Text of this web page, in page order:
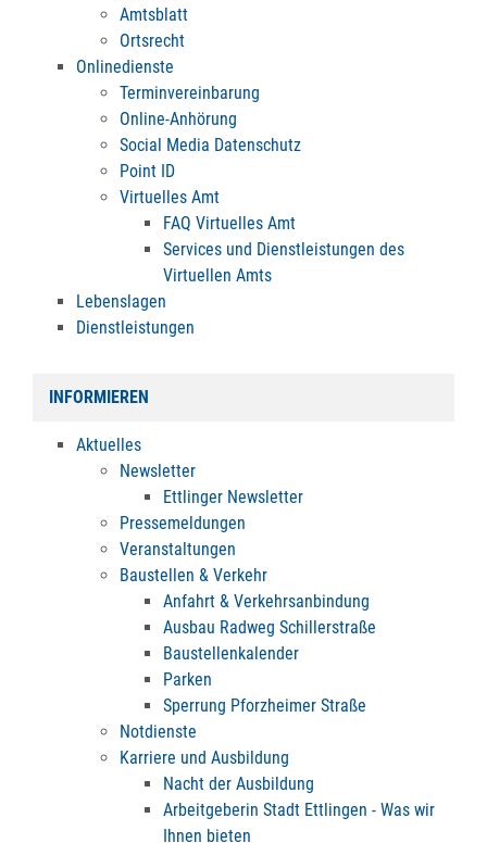
Amtsblatt
Ortsrecht
Onlinedienste
Terminvereinbarung
Online-Anhörung
Social Media Datenschutz
Point ID
Virtuelles Amt
FAQ Virtuelles Amt
Services und Dienstleistungen des
Virtuellen Amts
Lebenslagen
Dienstleistungen
INFORMIEREN
Aktuelles
Newsletter
Ettlinger Newsletter
Pressemeldungen
Veranstaltungen
Baustellen & Verkehr
Anfahrt & Verkehrsanbindung
Ausbau Radweg Schillerstraße
Baustellenkalender
Parken
Sperrung Pforzheimer Straße
Notdienste
Karriere und Ausbildung
Nacht der Ausbildung
Arbeitgeberin Stadt Ettlingen - Was wir
Ihnen bieten